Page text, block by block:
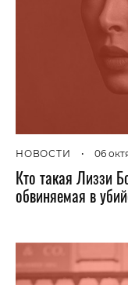
НОВОСТИ • 06
Кто такая Лиззи
обвиняемая в